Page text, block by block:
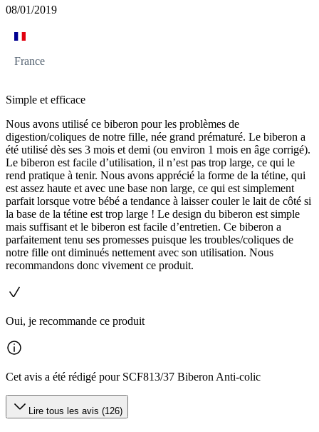
08/01/2019
France
Simple et efficace
Nous avons utilisé ce biberon pour les problèmes de
digestion/coliques de notre fille, née grand prématuré. Le biberon a
été utilisé dès ses 3 mois et demi (ou environ 1 mois en âge corrigé).
Le biberon est facile d’utilisation, il n’est pas trop large, ce qui le
rend pratique à tenir. Nous avons apprécié la forme de la tétine, qui
est assez haute et avec une base non large, ce qui est simplement
parfait lorsque votre bébé a tendance à laisser couler le lait de côté si
la base de la tétine est trop large ! Le design du biberon est simple
mais suffisant et le biberon est facile d’entretien. Ce biberon a
parfaitement tenu ses promesses puisque les troubles/coliques de
notre fille ont diminués nettement avec son utilisation. Nous
recommandons donc vivement ce produit.
Oui, je recommande ce produit
Cet avis a été rédigé pour SCF813/37 Biberon Anti-colic
Lire tous les avis (126)